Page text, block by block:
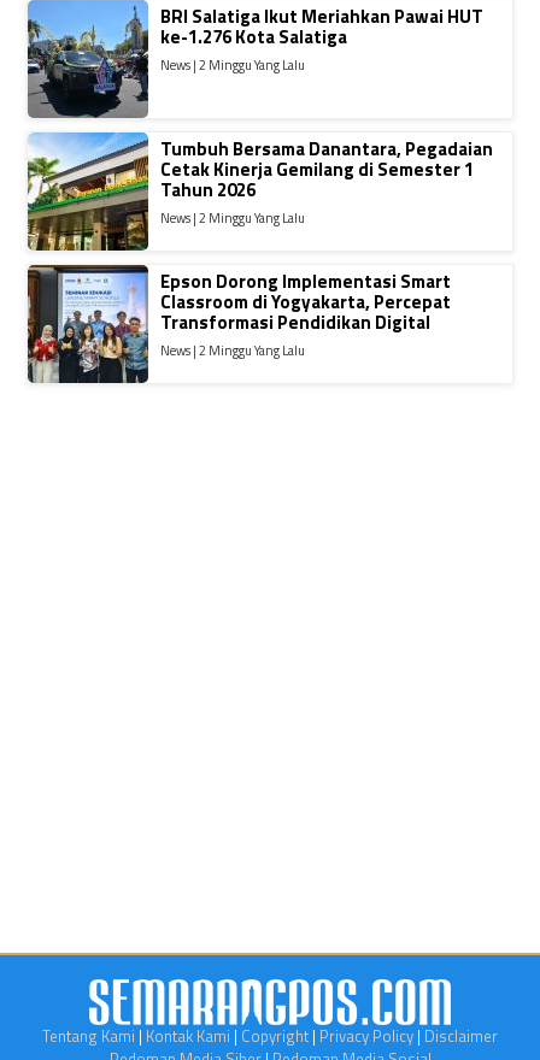
BRI Salatiga Ikut Meriahkan Pawai HUT
ke-1.276 Kota Salatiga
News | 2 Minggu Yang Lalu
Tumbuh Bersama Danantara, Pegadaian
Cetak Kinerja Gemilang di Semester 1
Tahun 2026
News | 2 Minggu Yang Lalu
Epson Dorong Implementasi Smart
Classroom di Yogyakarta, Percepat
Transformasi Pendidikan Digital
News | 2 Minggu Yang Lalu
Tentang Kami | Kontak Kami | Copyright | Privacy Policy | Disclaimer